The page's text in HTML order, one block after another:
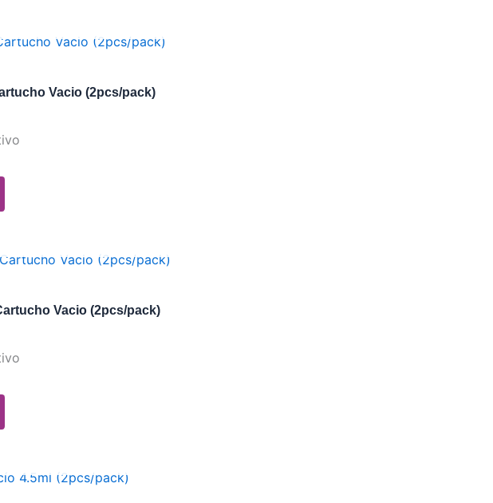
Vacio (2pcs/pack)
Vacio (2pcs/pack)